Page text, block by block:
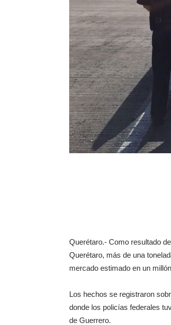
Querétaro.- Como resultado
Querétaro, más de una
mercado estimado en un
Los hechos se registraron
donde los policías federales
de Guerrero.